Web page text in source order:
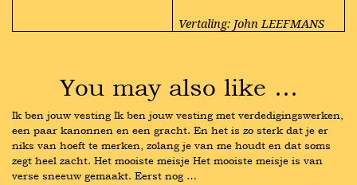
Vertaling: John LEEFMANS
You may also like …
Ik ben jouw vesting Ik ben jouw vesting met verdedigingswerken,
een paar kanonnen en een gracht. En het is zo sterk dat je er
niks van hoeft te merken, zolang je van me houdt en dat soms
zegt heel zacht. Het mooiste meisje Het mooiste meisje is van
verse sneeuw gemaakt. Eerst nog …